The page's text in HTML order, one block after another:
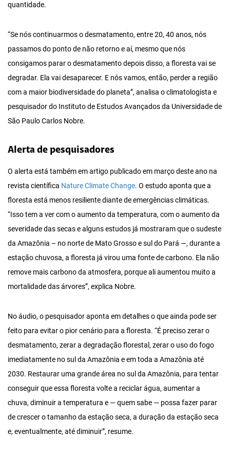
quantidade.
“Se nós continuarmos o desmatamento, entre 20, 40 anos, nós
passamos do ponto de não retorno e aí, mesmo que nós
consigamos parar o desmatamento depois disso, a floresta vai se
degradar. Ela vai desaparecer. E nós vamos, então, perder a região
com a maior biodiversidade do planeta”, analisa o climatologista e
pesquisador do Instituto de Estudos Avançados da Universidade de
São Paulo Carlos Nobre.
Alerta de pesquisadores
O alerta está também em artigo publicado em março deste ano na
revista científica Nature Climate Change. O estudo aponta que a
floresta está menos resiliente diante de emergências climáticas.
“Isso tem a ver com o aumento da temperatura, com o aumento da
severidade das secas e alguns estudos já mostraram que o sudeste
da Amazônia – no norte de Mato Grosso e sul do Pará —, durante a
estação chuvosa, a floresta já virou uma fonte de carbono. Ela não
remove mais carbono da atmosfera, porque ali aumentou muito a
mortalidade das árvores”, explica Nobre.
No áudio, o pesquisador aponta em detalhes o que ainda pode ser
feito para evitar o pior cenário para a floresta. “É preciso zerar o
desmatamento, zerar a degradação florestal, zerar o uso do fogo
imediatamente no sul da Amazônia e em toda a Amazônia até
2030. Restaurar uma grande área no sul da Amazônia, para tentar
conseguir que essa floresta volte a reciclar água, aumentar a
chuva, diminuir a temperatura e — quem sabe — possa fazer parar
de crescer o tamanho da estação seca, a duração da estação seca
e, eventualmente, até diminuir”, resume.